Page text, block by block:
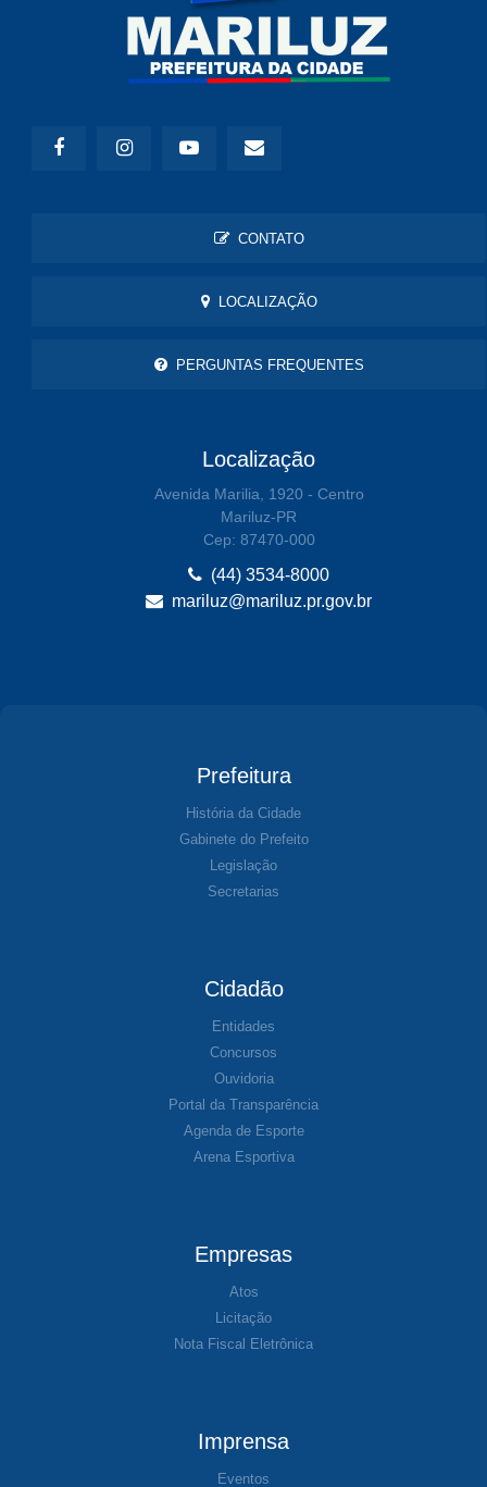
CONTATO
LOCALIZAÇÃO
PERGUNTAS FREQUENTES
Localização
Avenida Marilia, 1920 - Centro
Mariluz-PR
Cep: 87470-000
(44) 3534-8000
mariluz@mariluz.pr.gov.br
Prefeitura
História da Cidade
Gabinete do Prefeito
Legislação
Secretarias
Cidadão
Entidades
Concursos
Ouvidoria
Portal da Transparência
Agenda de Esporte
Arena Esportiva
Empresas
Atos
Licitação
Nota Fiscal Eletrônica
Imprensa
Eventos